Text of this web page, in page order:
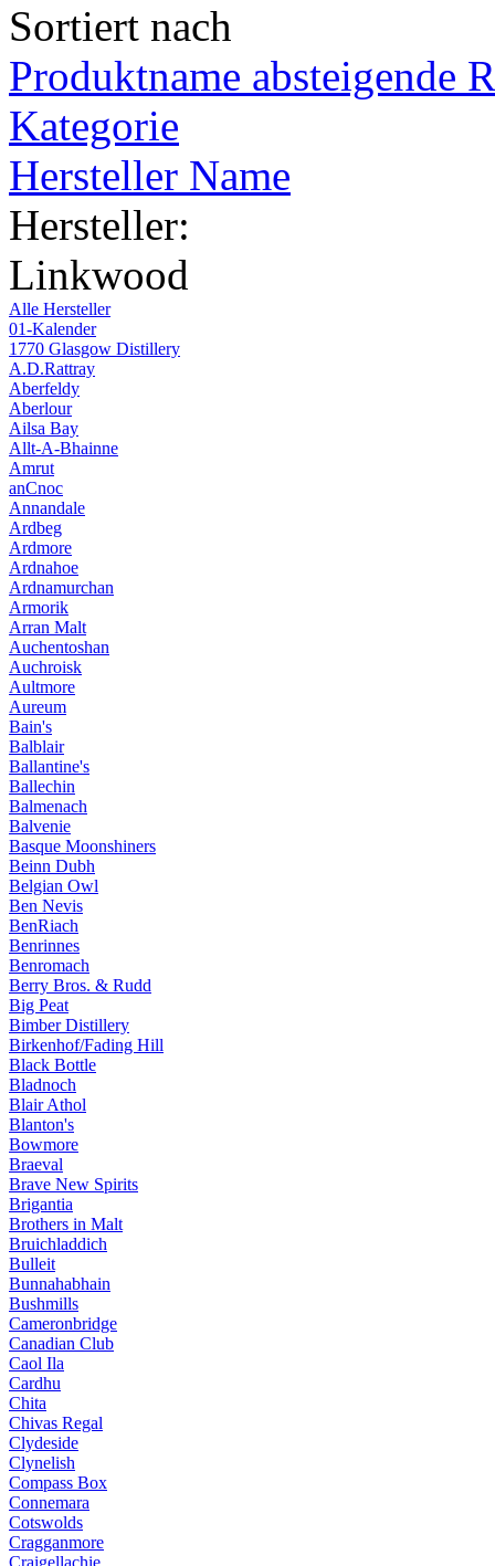
Sortiert nach
Produktname absteigende
Kategorie
Hersteller Name
Hersteller:
Linkwood
Alle Hersteller
01-Kalender
1770 Glasgow Distillery
A.D.Rattray
Aberfeldy
Aberlour
Ailsa Bay
Allt-A-Bhainne
Amrut
anCnoc
Annandale
Ardbeg
Ardmore
Ardnahoe
Ardnamurchan
Armorik
Arran Malt
Auchentoshan
Auchroisk
Aultmore
Aureum
Bain's
Balblair
Ballantine's
Ballechin
Balmenach
Balvenie
Basque Moonshiners
Beinn Dubh
Belgian Owl
Ben Nevis
BenRiach
Benrinnes
Benromach
Berry Bros. & Rudd
Big Peat
Bimber Distillery
Birkenhof/Fading Hill
Black Bottle
Bladnoch
Blair Athol
Blanton's
Bowmore
Braeval
Brave New Spirits
Brigantia
Brothers in Malt
Bruichladdich
Bulleit
Bunnahabhain
Bushmills
Cameronbridge
Canadian Club
Caol Ila
Cardhu
Chita
Chivas Regal
Clydeside
Clynelish
Compass Box
Connemara
Cotswolds
Cragganmore
Craigellachie